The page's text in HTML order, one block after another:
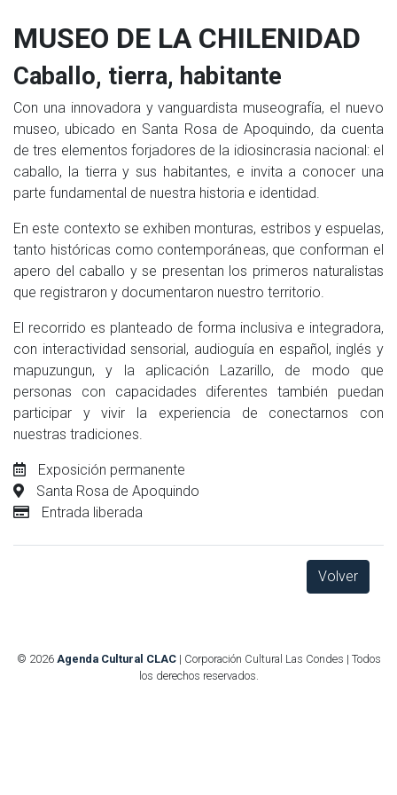
MUSEO DE LA CHILENIDAD
Caballo, tierra, habitante
Con una innovadora y vanguardista museografía, el nuevo
museo, ubicado en Santa Rosa de Apoquindo, da cuenta
de tres elementos forjadores de la idiosincrasia nacional: el
caballo, la tierra y sus habitantes, e invita a conocer una
parte fundamental de nuestra historia e identidad.
En este contexto se exhiben monturas, estribos y espuelas,
tanto históricas como contemporáneas, que conforman el
apero del caballo y se presentan los primeros naturalistas
que registraron y documentaron nuestro territorio.
El recorrido es planteado de forma inclusiva e integradora,
con interactividad sensorial, audioguía en español, inglés y
mapuzungun, y la aplicación Lazarillo, de modo que
personas con capacidades diferentes también puedan
participar y vivir la experiencia de conectarnos con
nuestras tradiciones.
Exposición permanente
Santa Rosa de Apoquindo
Entrada liberada
Volver
© 2026 Agenda Cultural CLAC| Corporación Cultural Las Condes | Todos
los derechos reservados.